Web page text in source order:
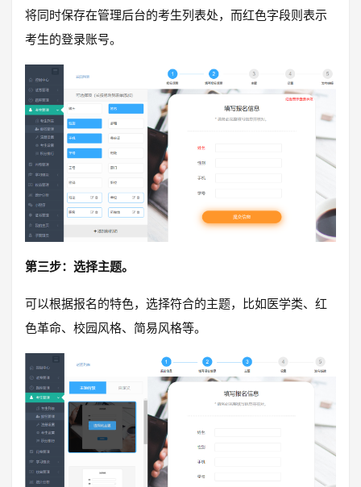
将同时保存在管理后台的考生列表处，而红色字段则表示
考生的登录账号。
第三步：选择主题。
可以根据报名的特色，选择符合的主题，比如医学类、红
色革命、校园风格、简易风格等。